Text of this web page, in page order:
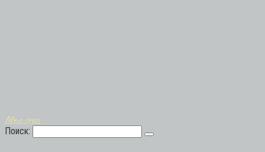
Авто-грузо
Поиск: